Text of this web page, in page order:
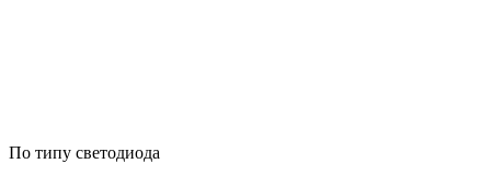
По типу светодиода